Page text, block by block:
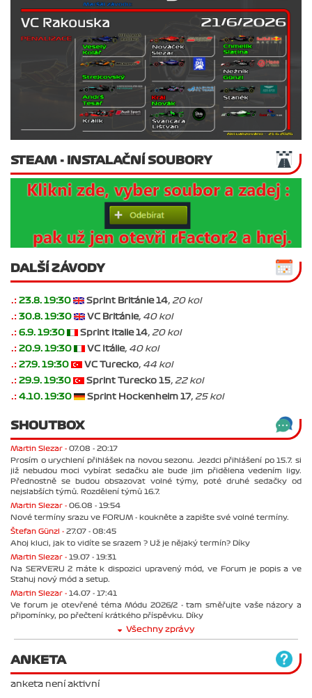
STEAM - INSTALAČNÍ SOUBORY
DALŠÍ ZÁVODY
.: 23.8. 19:30 Sprint Británie 14, 20 kol
.: 30.8. 19:30 VC Británie, 40 kol
.: 6.9. 19:30 Sprint Italie 14, 20 kol
.: 20.9. 19:30 VC Itálie, 40 kol
.: 27.9. 19:30 VC Turecko, 44 kol
.: 29.9. 19:30 Sprint Turecko 15, 22 kol
.: 4.10. 19:30 Sprint Hockenheim 17, 25 kol
SHOUTBOX
Martin Slezar - 07.08 - 20:17
Prosím o urychlení přihlášek na novou sezonu. Jezdci přihlášení po 15.7. si
již nebudou moci vybírat sedačku ale bude jim přidělena vedením ligy.
Přednostně se budou obsazovat volné týmy, poté druhé sedačky od
nejslabších týmů. Rozdělení týmů 16.7.
Martin Slezar - 06.08 - 19:54
Nové termíny srazu ve FORUM - koukněte a zapište své volné termíny.
Štefan Günzl - 27.07 - 08:45
Ahoj kluci, jak to vidíte se srazem ? Už je nějaký termín? Díky
Martin Slezar - 19.07 - 19:31
Na SERVERU 2 máte k dispozici upravený mód, ve Forum je popis a ve
Stahuj nový mód a setup.
Martin Slezar - 14.07 - 17:41
Ve forum je otevřené téma Módu 2026/2 - tam směřujte vaše názory a
připomínky, po přečtení krátkého příspěvku. Díky
Všechny zprávy
ANKETA
anketa není aktivní